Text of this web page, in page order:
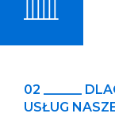
02 ______
USŁUG